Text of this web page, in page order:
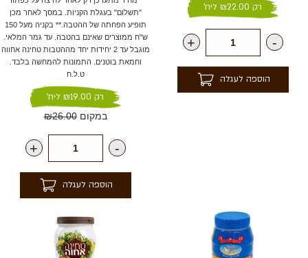
רק ₪22.00 ליח'
-
+
הוספה לעגלה
"תשלום" בעגלת הקניות. במסך לאחר מכן
תופיע הפחתה של ההטבה.** בקניה מעל 150
ש"ח ממוצרים שאינם בהטבה. עד גמר המלאי.
מוגבל עד 2 יחידות יחד מההטבות טחינה אחווה
וחמאת בוטנים. התמונות להמחשה בלבד.
ט.ל.ח
רק ₪19.00 ליח'
במקום₪26.00
-
+
הוספה לעגלה